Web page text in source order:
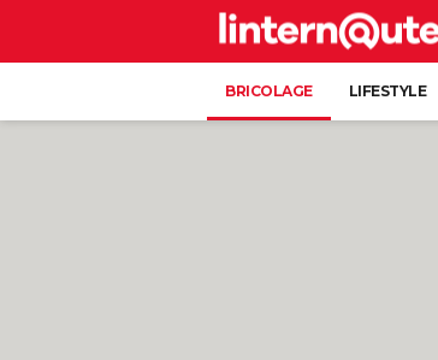
BRICOLAGE LIFESTYLE